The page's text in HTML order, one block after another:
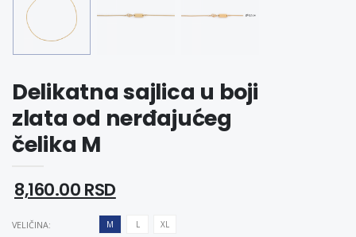
Delikatna sajlica u boji
zlata od nerđajućeg
čelika M
8,160.00 RSD
VELIČINA: M L XL